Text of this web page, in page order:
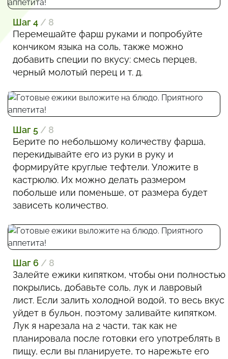
Шаг 4 / 8
Перемешайте фарш руками и попробуйте
кончиком языка на соль, также можно
добавить специи по вкусу: смесь перцев,
черный молотый перец и т. д.
Шаг 5 / 8
Берите по небольшому количеству фарша,
перекидывайте его из руки в руку и
формируйте круглые тефтели. Уложите в
кастрюлю. Их можно делать размером
побольше или поменьше, от размера будет
зависеть количество.
Шаг 6 / 8
Залейте ежики кипятком, чтобы они полностью
покрылись, добавьте соль, лук и лавровый
лист. Если залить холодной водой, то весь вкус
уйдет в бульон, поэтому заливайте кипятком.
Лук я нарезала на 2 части, так как не
планировала после готовки его употреблять в
пищу, если вы планируете, то нарежьте его